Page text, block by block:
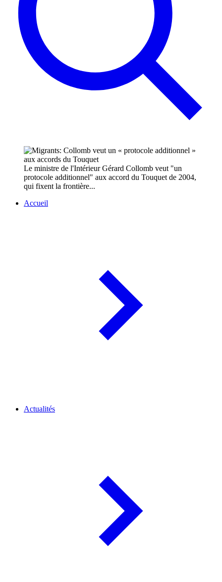
Le ministre de l'Intérieur Gérard Collomb veut "un
protocole additionnel" aux accord du Touquet de 2004,
qui fixent la frontière...
Accueil
Actualités